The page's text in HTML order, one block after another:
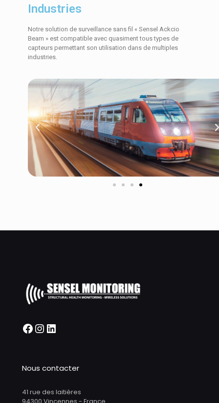
Industries
Notre solution de surveillance sans fil « Sensel Ackcio
Beam » est compatible avec quasiment tous types de
capteurs permettant son utilisation dans de multiples
industries.
Nous contacter
41 rue des laitières
94300 Vincennes - France